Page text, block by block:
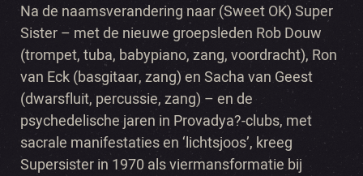
Na de naamsverandering naar (Sweet OK) Super
Sister – met de nieuwe groepsleden Rob Douw
(trompet, tuba, babypiano, zang, voordracht), Ron
van Eck (basgitaar, zang) en Sacha van Geest
(dwarsfluit, percussie, zang) – en de
psychedelische jaren in Provadya?-clubs, met
sacrale manifestaties en ‘lichtsjoos’, kreeg
Supersister in 1970 als viermansformatie bij